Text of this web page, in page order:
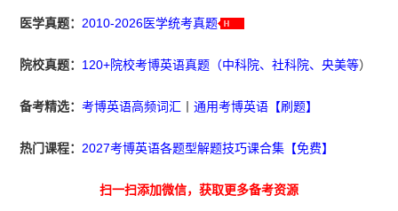
医学真题：2010-2026医学统考真题
院校真题： 120+院校考博英语真题（中科院、社科院、央美等）
备考精选：考博英语高频词汇 丨通用考博英语【刷题】
热门课程：2027考博英语各题型解题技巧课合集【免费】
扫一扫添加微信，获取更多备考资源